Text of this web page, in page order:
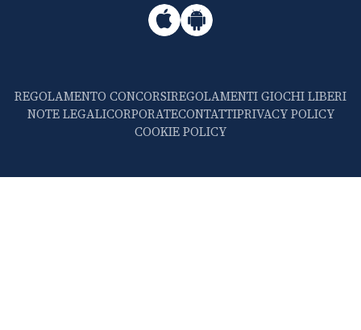
REGOLAMENTO CONCORSIREGOLAMENTI GIOCHI LIBERI
NOTE LEGALICORPORATECONTATTIPRIVACY POLICY
COOKIE POLICY